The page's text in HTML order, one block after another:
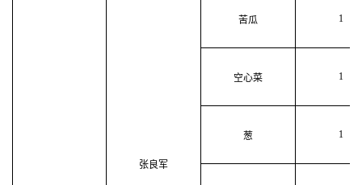
张良军
苦瓜 1
空心菜 1
葱 1